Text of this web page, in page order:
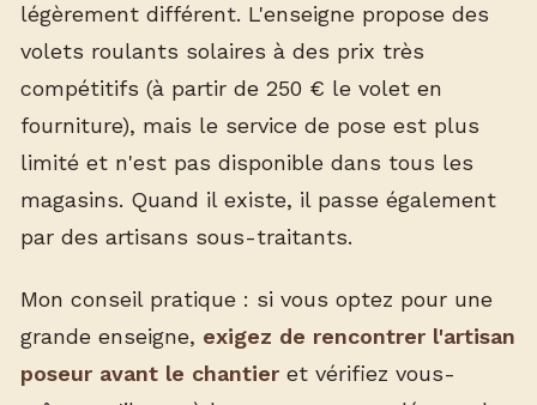
légèrement différent. L'enseigne propose des
volets roulants solaires à des prix très
compétitifs (à partir de 250 € le volet en
fourniture), mais le service de pose est plus
limité et n'est pas disponible dans tous les
magasins. Quand il existe, il passe également
par des artisans sous-traitants.
Mon conseil pratique : si vous optez pour une
grande enseigne, exigez de rencontrer l'artisan
poseur avant le chantier et vérifiez vous-